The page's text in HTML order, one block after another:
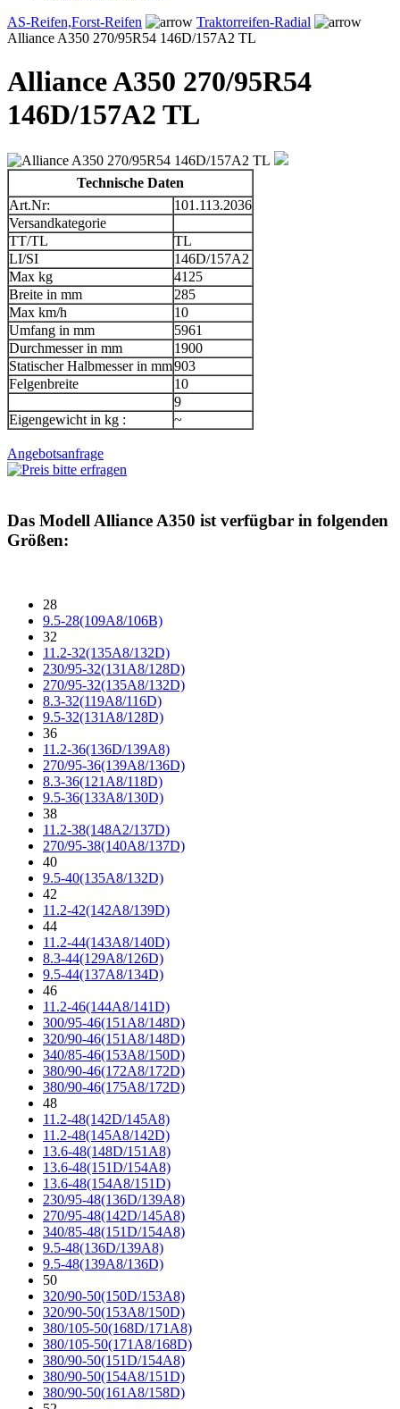
AS-Reifen,Forst-Reifen
Traktorreifen-Radial
Alliance A350 270/95R54 146D/157A2 TL
Alliance A350 270/95R54
146D/157A2 TL
Technische Daten
Art.Nr:
101.113.2036
Versandkategorie
TT/TL
TL
LI/SI
146D/157A2
Max kg
4125
Breite in mm
285
Max km/h
10
Umfang in mm
5961
Durchmesser in mm
1900
Statischer Halbmesser in mm903
Felgenbreite
10
9
Eigengewicht in kg :
~
Angebotsanfrage
Das Modell Alliance A350 ist verfügbar in folgenden
Größen:
28
9.5-28(109A8/106B)
32
11.2-32(135A8/132D)
230/95-32(131A8/128D)
270/95-32(135A8/132D)
8.3-32(119A8/116D)
9.5-32(131A8/128D)
36
11.2-36(136D/139A8)
270/95-36(139A8/136D)
8.3-36(121A8/118D)
9.5-36(133A8/130D)
38
11.2-38(148A2/137D)
270/95-38(140A8/137D)
40
9.5-40(135A8/132D)
42
11.2-42(142A8/139D)
44
11.2-44(143A8/140D)
8.3-44(129A8/126D)
9.5-44(137A8/134D)
46
11.2-46(144A8/141D)
300/95-46(151A8/148D)
320/90-46(151A8/148D)
340/85-46(153A8/150D)
380/90-46(172A8/172D)
380/90-46(175A8/172D)
48
11.2-48(142D/145A8)
11.2-48(145A8/142D)
13.6-48(148D/151A8)
13.6-48(151D/154A8)
13.6-48(154A8/151D)
230/95-48(136D/139A8)
270/95-48(142D/145A8)
340/85-48(151D/154A8)
9.5-48(136D/139A8)
9.5-48(139A8/136D)
50
320/90-50(150D/153A8)
320/90-50(153A8/150D)
380/105-50(168D/171A8)
380/105-50(171A8/168D)
380/90-50(151D/154A8)
380/90-50(154A8/151D)
380/90-50(161A8/158D)